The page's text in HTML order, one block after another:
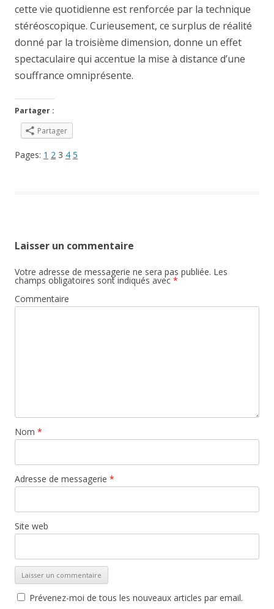
cette vie quotidienne est renforcée par la technique
stéréoscopique. Curieusement, ce surplus de réalité
donné par la troisième dimension, donne un effet
spectaculaire qui accentue la mise à distance d’une
souffrance omniprésente.
Partager :
Partager
Pages: 1 2 3 4 5
Laisser un commentaire
Votre adresse de messagerie ne sera pas publiée. Les
champs obligatoires sont indiqués avec *
Commentaire
Nom *
Adresse de messagerie *
Site web
Prévenez-moi de tous les nouveaux articles par email.